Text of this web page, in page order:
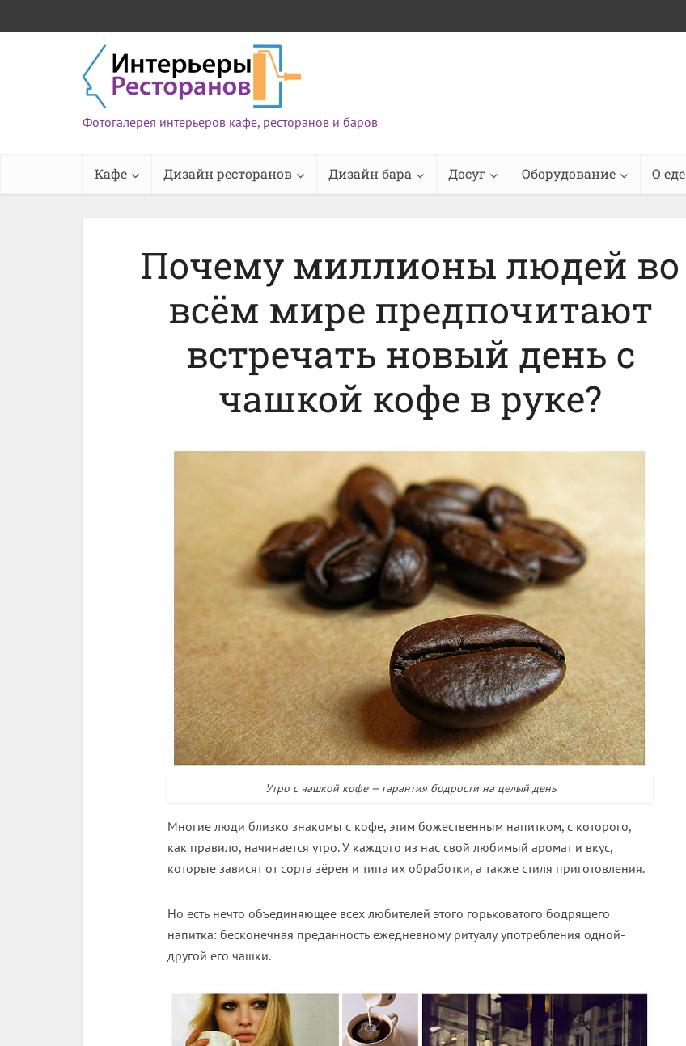
Фотогалерея интерьеров кафе, ресторанов и баров
Кафе Дизайн ресторанов Дизайн бара Досуг Оборудование О еде
Почему миллионы людей во
всём мире предпочитают
встречать новый день с
чашкой кофе в руке?
Утро с чашкой кофе — гарантия бодрости на целый день
Многие люди близко знакомы с кофе, этим божественным напитком, с которого,
как правило, начинается утро. У каждого из нас свой любимый аромат и вкус,
которые зависят от сорта зёрен и типа их обработки, а также стиля приготовления.
Но есть нечто объединяющее всех любителей этого горьковатого бодрящего
напитка: бесконечная преданность ежедневному ритуалу употребления одной-
другой его чашки.